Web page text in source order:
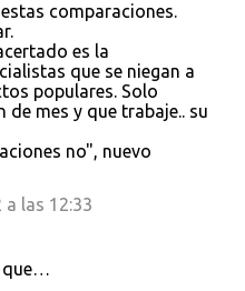
comparaciones.
es la
que se niegan a
populares. Solo
de mes y que trabaje.. su
no", nuevo
a las 12:33
que…